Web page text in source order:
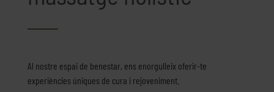
Al nostre espai de benestar, ens enorgulleix oferir-te
experiències úniques de cura i rejoveniment.